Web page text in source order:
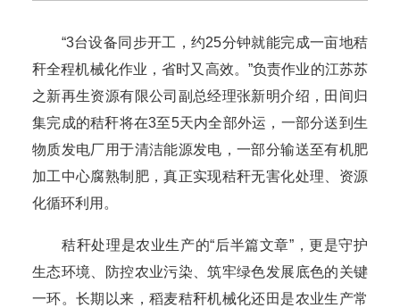
“3台设备同步开工，约25分钟就能完成一亩地秸
秆全程机械化作业，省时又高效。”负责作业的江苏苏
之新再生资源有限公司副总经理张新明介绍，田间归
集完成的秸秆将在3至5天内全部外运，一部分送到生
物质发电厂用于清洁能源发电，一部分输送至有机肥
加工中心腐熟制肥，真正实现秸秆无害化处理、资源
化循环利用。
秸秆处理是农业生产的“后半篇文章”，更是守护
生态环境、防控农业污染、筑牢绿色发展底色的关键
一环。长期以来，稻麦秸秆机械化还田是农业生产常